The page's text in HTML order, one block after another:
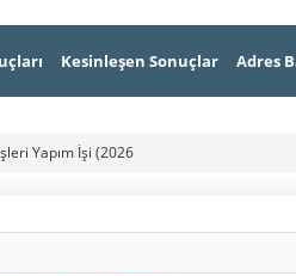
Kesinleşen Sonuçlar Adres
Yapım İşi (2026